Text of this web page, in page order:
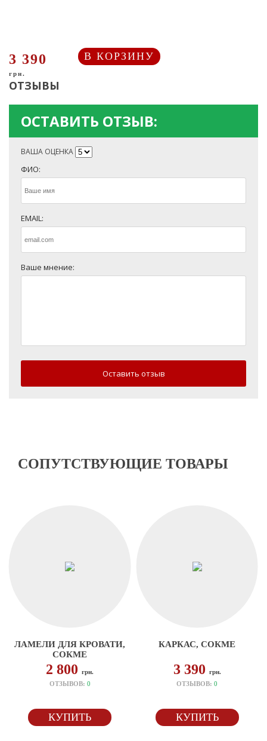
3 390
грн.
В КОРЗИНУ
ОТЗЫВЫ
ОСТАВИТЬ ОТЗЫВ:
ВАША ОЦЕНКА
ФИО:
EMAIL:
Ваше мнение:
Оставить отзыв
СОПУТСТВУЮЩИЕ ТОВАРЫ
ЛАМЕЛИ ДЛЯ КРОВАТИ,
СОКМЕ
2 800грн.
ОТЗЫВОВ: 0
КУПИТЬ
КАРКАС, СОКМЕ
3 390 грн.
ОТЗЫВОВ:0
КУПИТЬ